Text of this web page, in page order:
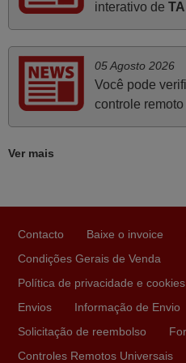
Boa noite. Dando
deixar aqui o meu
supra: Acolhimento da
cliente, clareza de instruções
qualidade do produto,
Sinceramente, faço votos
infelizmente vai sendo raro
relação online com o cliente
interativo de
05 Agosto 2026
Você pode
controle remoto
Ver mais
Contacto Baixe o invoice
Condições Gerais de Venda
Política de privacidade e cookies
Envios
Informação de Envio
Solicitação de reembolso
Controles Remotos Universais